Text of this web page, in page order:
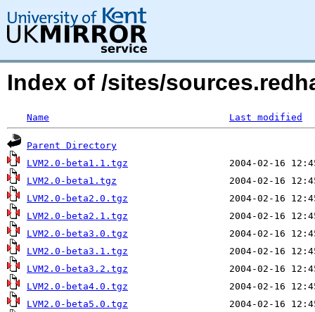
Index of /sites/
Name Last modified
Parent Directory
LVM2.0-beta1.1.tgz
LVM2.0-beta1.tgz
LVM2.0-beta2.0.tgz
LVM2.0-beta2.1.tgz
LVM2.0-beta3.0.tgz
LVM2.0-beta3.1.tgz
LVM2.0-beta3.2.tgz
LVM2.0-beta4.0.tgz
LVM2.0-beta5.0.tgz